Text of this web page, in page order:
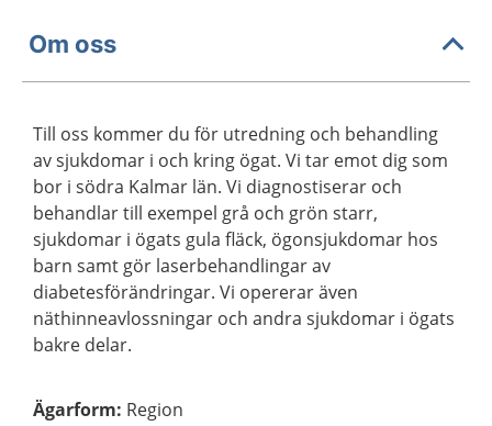
Om oss
Till oss kommer du för utredning och behandling
av sjukdomar i och kring ögat. Vi tar emot dig som
bor i södra Kalmar län. Vi diagnostiserar och
behandlar till exempel grå och grön starr,
sjukdomar i ögats gula fläck, ögonsjukdomar hos
barn samt gör laserbehandlingar av
diabetesförändringar. Vi opererar även
näthinneavlossningar och andra sjukdomar i ögats
bakre delar.
Ägarform: Region